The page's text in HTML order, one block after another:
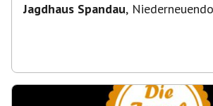
Jagdhaus Spandau,